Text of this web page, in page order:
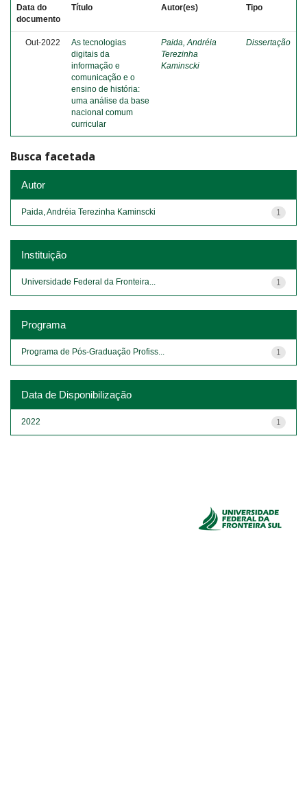
Data do
documento
Título Autor(es) Tipo
Out-2022
As tecnologias
digitais da
informação e
comunicação e o
ensino de história:
uma análise da base
nacional comum
curricular
Paida, Andréia
Terezinha
Kaminscki
Dissertação
Busca facetada
Autor
1
Paida, Andréia Terezinha Kaminscki
Instituição
1
Universidade Federal da Fronteira...
Programa
1
Programa de Pós-Graduação Profiss...
Data de Disponibilização
1
2022